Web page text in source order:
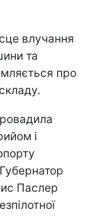
влучання
та
про
і
Паслер